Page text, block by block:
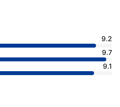
9.2
9.7
9.1